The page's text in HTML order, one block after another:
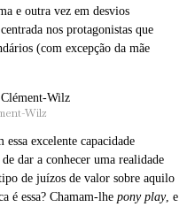
e outra vez em desvios
nos protagonistas que
(com excepção da mãe
Wilz
excelente capacidade
dar a conhecer uma realidade
de juízos de valor sobre aquilo
é essa? Chamam-lhe pony play, e